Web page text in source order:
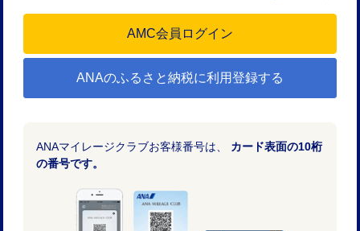
ANAのふるさと納税に利用登録する
ANAマイレージクラブお客様番号は、 カード表面の10桁
の番号です。